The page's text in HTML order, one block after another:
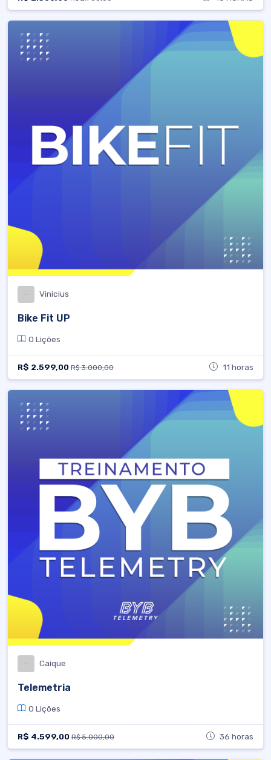
Vinicius
Bike Fit UP
0 Lições
R$ 2.599,00 R$ 3.000,00 11 horas
Caique
Telemetria
0 Lições
R$ 4.599,00 R$ 5.000,00 36 horas